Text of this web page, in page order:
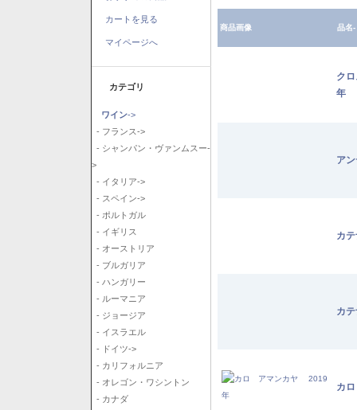
カートを見る
マイページへ
カテゴリ
ワイン->
- フランス->
- シャンパン・ヴァンムスー-
>
- イタリア->
- スペイン->
- ポルトガル
- イギリス
- オーストリア
- ブルガリア
- ハンガリー
- ルーマニア
- ジョージア
- イスラエル
- ドイツ->
- カリフォルニア
- オレゴン・ワシントン
- カナダ
商品画像 品名-
ク
年
ア
カ
カ
カ